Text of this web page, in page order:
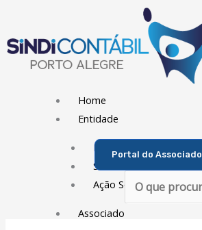
conteúdo
Home
Entidade
Diretoria
Sede Social
Ação Social
Associado
Portal do Associado
Pesquisar